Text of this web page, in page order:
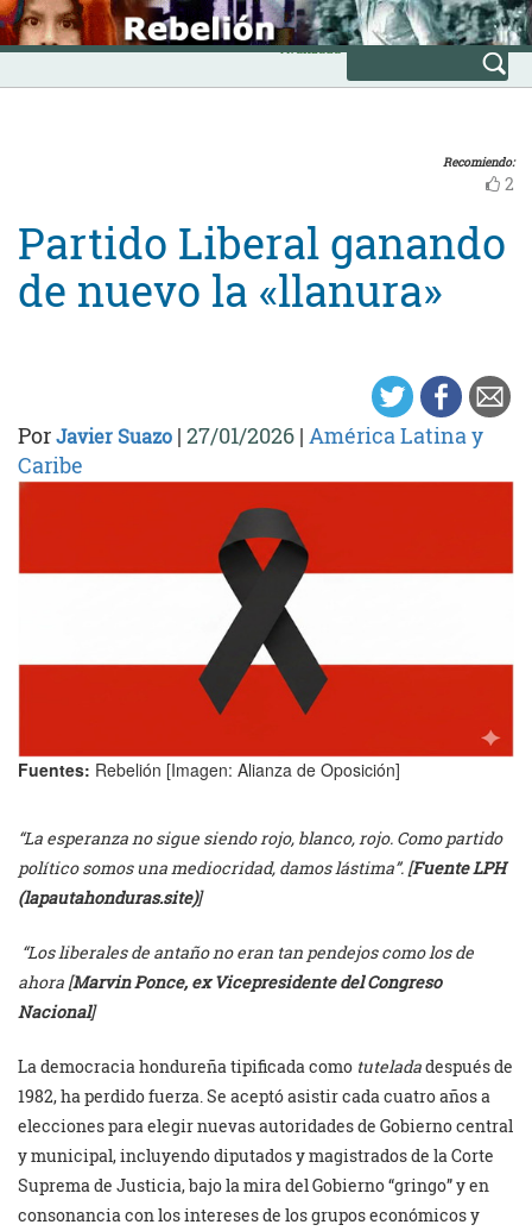
Skip
to
content
INICIO
Avanzada
Recomiendo:
2
Partido Liberal ganando
de nuevo la «llanura»
PorJavier Suazo | 27/01/2026 | América Latina y
Caribe
Fuentes: Rebelión [Imagen: Alianza de Oposición]
“La esperanza no sigue siendo rojo, blanco, rojo. Como partido
político somos una mediocridad, damos lástima”. [Fuente LPH
(lapautahonduras.site)]
“Los liberales de antaño no eran tan pendejos como los de
ahora [Marvin Ponce, ex Vicepresidente del Congreso
Nacional]
La democracia hondureña tipificada como tuteladadespués de
1982, ha perdido fuerza. Se aceptó asistir cada cuatro años a
elecciones para elegir nuevas autoridades de Gobierno central
y municipal, incluyendo diputados y magistrados de la Corte
Suprema de Justicia, bajo la mira del Gobierno “gringo” y en
consonancia con los intereses de los grupos económicos y